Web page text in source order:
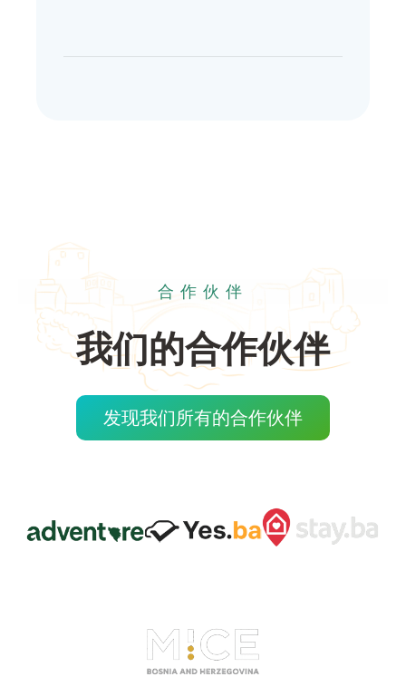
合作伙伴
我们的合作伙伴
发现我们所有的合作伙伴